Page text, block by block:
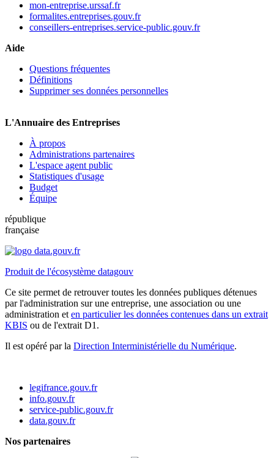
mon-entreprise.urssaf.fr
formalites.entreprises.gouv.fr
conseillers-entreprises.service-public.gouv.fr
Aide
Questions fréquentes
Définitions
Supprimer ses données personnelles
L'Annuaire des Entreprises
À propos
Administrations partenaires
L'espace agent public
Statistiques d'usage
Budget
Équipe
république
française
Produit de l'écosystème datagouv
Ce site permet de retrouver toutes les données publiques détenues
par l'administration sur une entreprise, une association ou une
administration et en particulier les données contenues dans un extrait
KBIS ou de l'extrait D1.
Il est opéré par la Direction Interministérielle du Numérique.
legifrance.gouv.fr
info.gouv.fr
service-public.gouv.fr
data.gouv.fr
Nos partenaires